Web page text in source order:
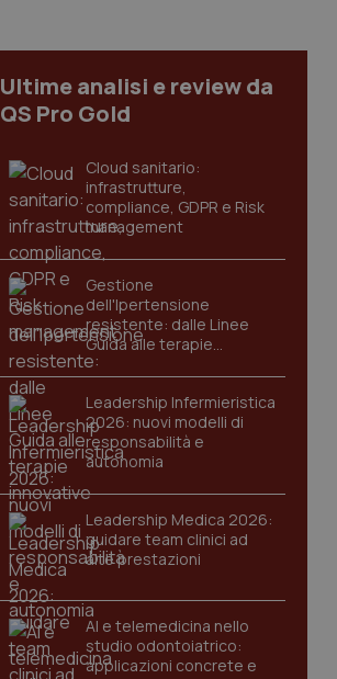
Ultime analisi e review da
QS Pro Gold
Cloud sanitario:
infrastrutture,
compliance, GDPR e Risk
management
Gestione
dell'Ipertensione
resistente: dalle Linee
Guida alle terapie
innovative
Leadership Infermieristica
2026: nuovi modelli di
responsabilità e
autonomia
Leadership Medica 2026:
guidare team clinici ad
alte prestazioni
AI e telemedicina nello
studio odontoiatrico:
applicazioni concrete e